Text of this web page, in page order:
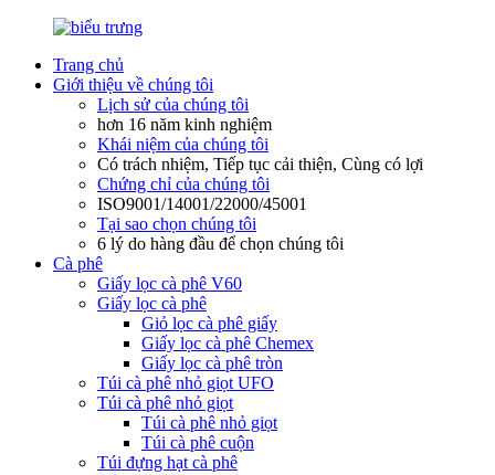
Trang chủ
Giới thiệu về chúng tôi
Lịch sử của chúng tôi
hơn 16 năm kinh nghiệm
Khái niệm của chúng tôi
Có trách nhiệm, Tiếp tục cải thiện, Cùng có lợi
Chứng chỉ của chúng tôi
ISO9001/14001/22000/45001
Tại sao chọn chúng tôi
6 lý do hàng đầu để chọn chúng tôi
Cà phê
Giấy lọc cà phê V60
Giấy lọc cà phê
Giỏ lọc cà phê giấy
Giấy lọc cà phê Chemex
Giấy lọc cà phê tròn
Túi cà phê nhỏ giọt UFO
Túi cà phê nhỏ giọt
Túi cà phê nhỏ giọt
Túi cà phê cuộn
Túi đựng hạt cà phê